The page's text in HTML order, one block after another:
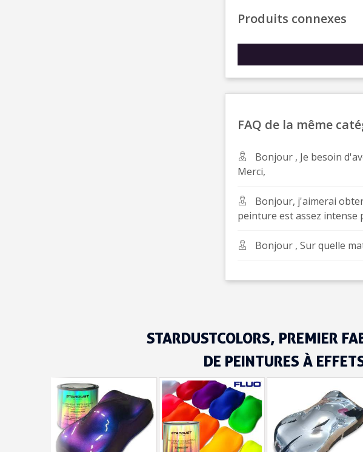
Produits connexes
FAQ de la même
Bonjour , Je besoin
Merci,
Bonjour, j'aimerai
peinture est assez intense
Bonjour , Sur quelle
STARDUSTCOLORS, PREMIER
DE PEINTURES À